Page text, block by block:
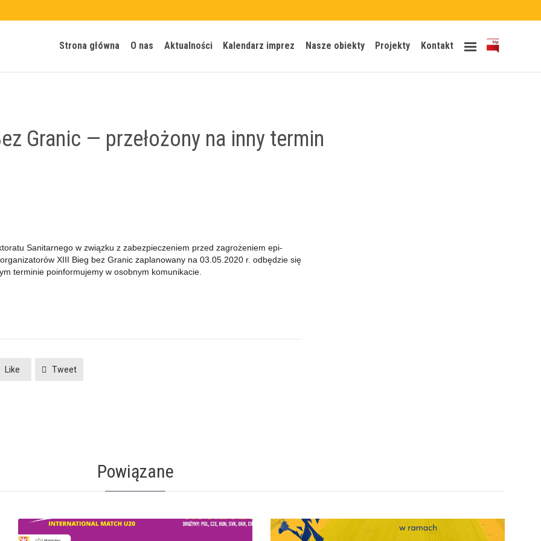
Strona główna O nas Aktualności Kalendarz imprez Nasze obiekty Projekty Kontakt
Granic — przełożony na inny termin
San­i­tarnego w związku z zabez­piecze­niem przed zagroże­niem epi­
XIII Bieg bez Granic zaplanowany na 03.05.2020 r. odbędzie się
ter­minie poin­for­mu­je­my w osob­nym komunikacie.
Like Tweet
Powiązane